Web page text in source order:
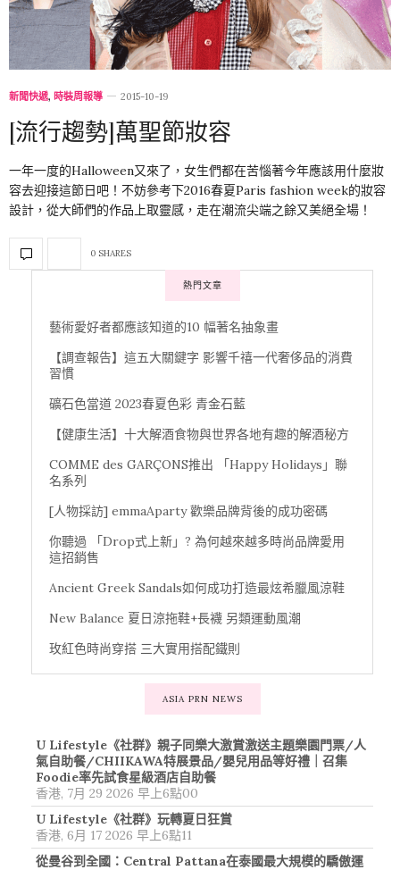
新聞快遞, 時裝周報導 2015-10-19
[流行趨勢]萬聖節妝容
一年一度的Halloween又來了，女生們都在苦惱著今年應該用什麼妝
容去迎接這節日吧！不妨參考下2016春夏Paris fashion week的妝容
設計，從大師們的作品上取靈感，走在潮流尖端之餘又美絕全場！
0 SHARES
熱門文章
藝術愛好者都應該知道的10 幅著名抽象畫
【調查報告】這五大關鍵字 影響千禧一代奢侈品的消費
習慣
礦石色當道 2023春夏色彩 青金石藍
【健康生活】十大解酒食物與世界各地有趣的解酒秘方
COMME des GARÇONS推出 「Happy Holidays」聯
名系列
[人物採訪] emmaAparty 歡樂品牌背後的成功密碼
你聽過 「Drop式上新」? 為何越來越多時尚品牌愛用
這招銷售
Ancient Greek Sandals如何成功打造最炫希臘風涼鞋
New Balance 夏日涼拖鞋+長襪 另類運動風潮
玫紅色時尚穿搭 三大實用搭配鐵則
ASIA PRN NEWS
U Lifestyle《社群》親子同樂大激賞激送主題樂園門票/人
氣自助餐/CHIIKAWA特展景品/嬰兒用品等好禮｜召集
Foodie率先試食星級酒店自助餐
香港, 7月 29 2026 早上6點00
U Lifestyle《社群》玩轉夏日狂賞
香港, 6月 17 2026 早上6點11
從曼谷到全國：Central Pattana在泰國最大規模的驕傲運